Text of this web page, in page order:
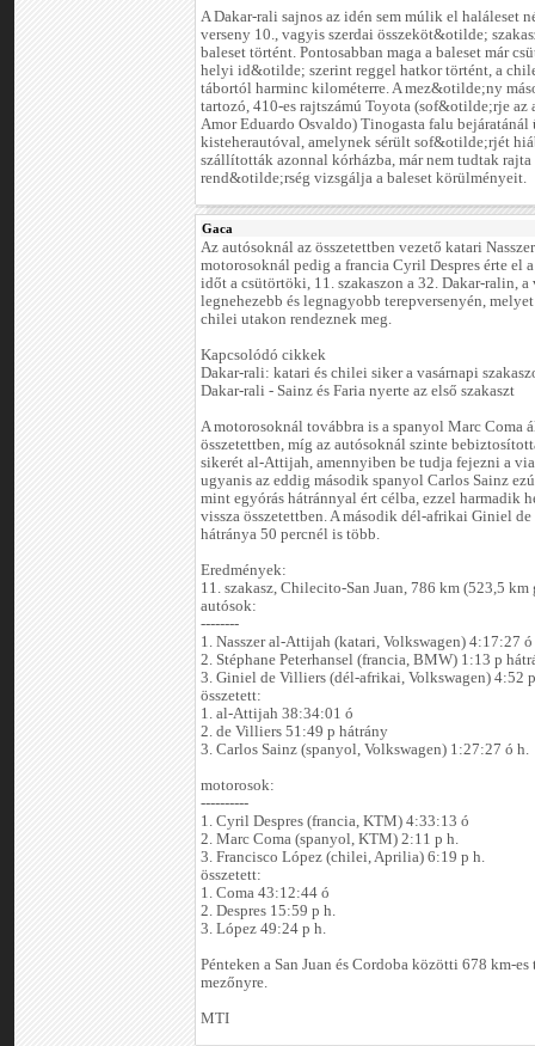
A Dakar-rali sajnos az idén sem múlik el haláleset
verseny 10., vagyis szerdai összeköt&otilde;
baleset történt. Pontosabban maga a baleset már
helyi id&otilde; szerint reggel hatkor történt, a
tábortól harminc kilométerre. A mez&otilde;ny
tartozó, 410-es rajtszámú Toyota (sof&otilde;rje az
Amor Eduardo Osvaldo) Tinogasta falu
kisteherautóval, amelynek sérült sof&otilde;rjét
szállították azonnal kórházba, már nem tudtak rajta
rend&otilde;rség vizsgálja a baleset körülményeit.
Gaca
Az autósoknál az összetettben vezető katari
motorosoknál pedig a francia Cyril Despres érte el
időt a csütörtöki, 11. szakaszon a 32. Dakar-ralin,
legnehezebb és legnagyobb terepversenyén,
chilei utakon rendeznek meg.
Kapcsolódó cikkek
Dakar-rali: katari és chilei siker a vasárnapi
Dakar-rali - Sainz és Faria nyerte az első szakaszt
A motorosoknál továbbra is a spanyol Marc Coma
összetettben, míg az autósoknál szinte
sikerét al-Attijah, amennyiben be tudja fejezni a
ugyanis az eddig második spanyol Carlos Sainz
mint egyórás hátránnyal ért célba, ezzel harmadik
vissza összetettben. A második dél-afrikai Giniel
hátránya 50 percnél is több.
Eredmények:
11. szakasz, Chilecito-San Juan, 786 km (523,5 km
autósok:
--------
1. Nasszer al-Attijah (katari, Volkswagen) 4:17:27 ó
2. Stéphane Peterhansel (francia, BMW) 1:13 p
3. Giniel de Villiers (dél-afrikai, Volkswagen) 4:52
összetett:
1. al-Attijah 38:34:01 ó
2. de Villiers 51:49 p hátrány
3. Carlos Sainz (spanyol, Volkswagen) 1:27:27 ó h.
motorosok:
----------
1. Cyril Despres (francia, KTM) 4:33:13 ó
2. Marc Coma (spanyol, KTM) 2:11 p h.
3. Francisco López (chilei, Aprilia) 6:19 p h.
összetett:
1. Coma 43:12:44 ó
2. Despres 15:59 p h.
3. López 49:24 p h.
Pénteken a San Juan és Cordoba közötti 678 km-es
mezőnyre.
MTI